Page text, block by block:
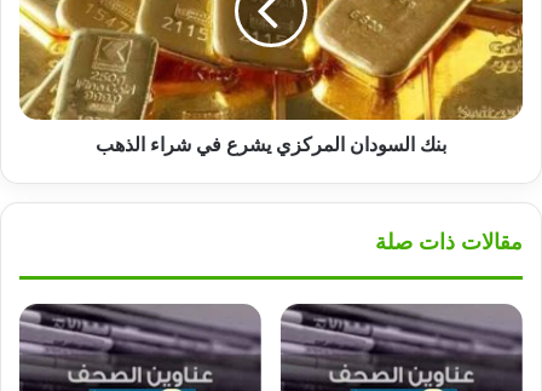
في
شراء
الذهب
بنك السودان المركزي يشرع في شراء الذهب
مقالات ذات صلة